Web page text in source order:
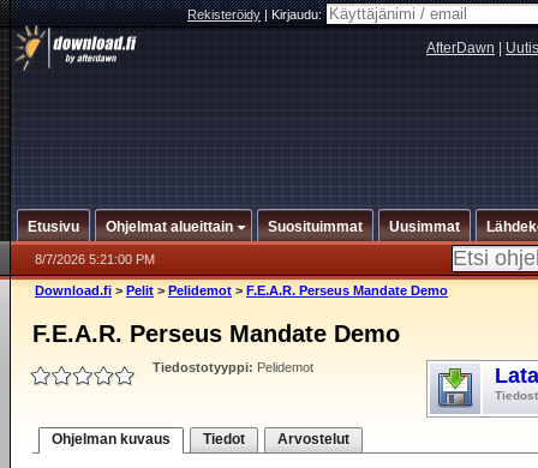
Rekisteröidy|Kirjaudu:
AfterDawn
Etusivu Ohjelmat alueittain Suosituimmat Uusimmat
8/7/2026 5:21:00 PM
Download.fi > Pelit > Pelidemot > F.E.A.R. Perseus Mandate Demo
F.E.A.R. Perseus Mandate Demo
Tiedostotyyppi: Pelidemot
Ohjelman kuvaus Tiedot Arvostelut